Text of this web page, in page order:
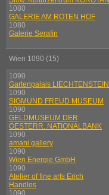
1080
GALERIE AM ROTEN HOF
1080
Galerie Serafin
Wien 1090 (15)
1090
Gartenpalais LIECHTENSTEIN
1090
SIGMUND FREUD MUSEUM
1090
GELDMUSEUM DER
OESTERR. NATIONALBANK
1090
amani gallery
1090
Wien Energie GmbH
1090
Atelier of fine arts Erich
Handlos
1090